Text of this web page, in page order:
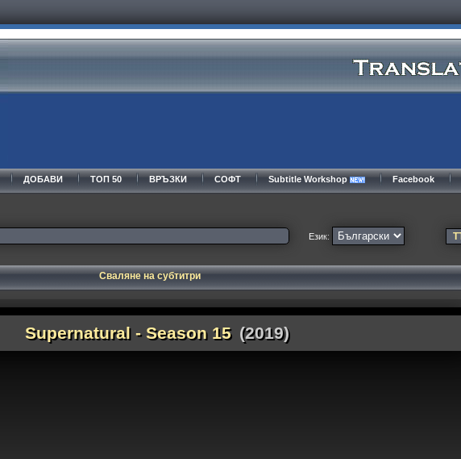
ДОБАВИ ТОП 50 ВРЪЗКИ СОФТ Subtitle Workshop Facebook
Език:
Сваляне на субтитри
Supernatural - Season 15 (2019)